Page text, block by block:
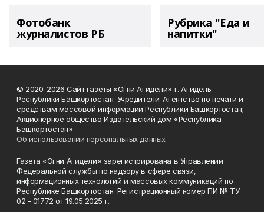
Фотобанк
журналистов РБ
Рубрика "Еда и
напитки"
© 2020-2026 Сайт газеты «Огни Агидели» г. Агидель
Республики Башкортостан. Учредители: Агентство по печати и
средствам массовой информации Республики Башкортостан;
Акционерное общество Издательский дом «Республика
Башкортостан».
Об использовании персональных данных
Газета «Огни Агидели» зарегистрирована в Управлении
Федеральной службы по надзору в сфере связи,
информационных технологий и массовых коммуникаций по
Республике Башкортостан. Регистрационный номер ПИ № ТУ
02 - 01772 от 19.05.2025 г.